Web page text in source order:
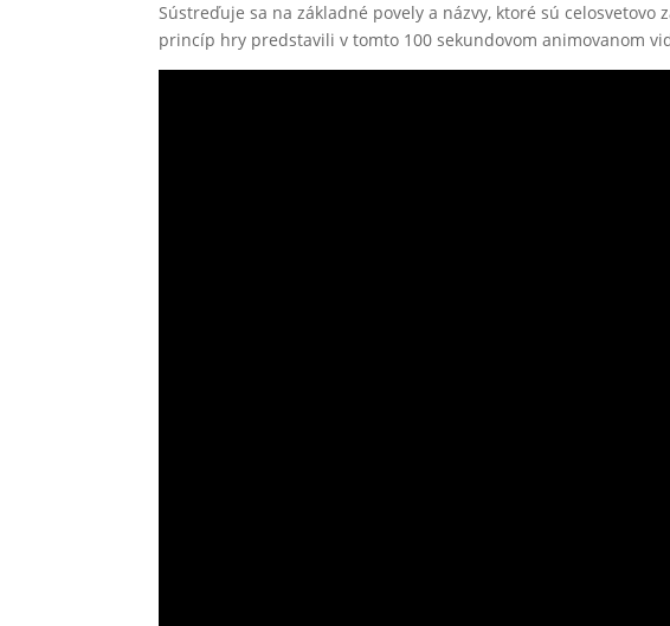
Sústreďuje sa na základné povely a názvy, ktoré sú
princíp hry predstavili v tomto 100 sekundovom animovanom